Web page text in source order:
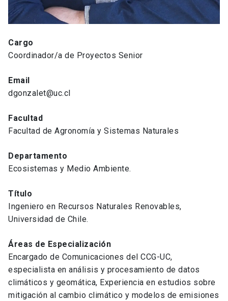
Cargo
Coordinador/a de Proyectos Senior
Email
dgonzalet@uc.cl
Facultad
Facultad de Agronomía y Sistemas Naturales
Departamento
Ecosistemas y Medio Ambiente.
Título
Ingeniero en Recursos Naturales Renovables,
Universidad de Chile.
Áreas de Especialización
Encargado de Comunicaciones del CCG-UC,
especialista en análisis y procesamiento de datos
climáticos y geomática, Experiencia en estudios sobre
mitigación al cambio climático y modelos de emisiones